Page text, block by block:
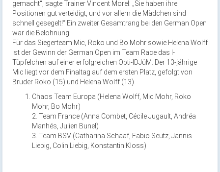
gemacht“, sagte Trainer Vincent Morel: „Sie haben ihre
Positionen gut verteidigt, und vor allem die Mädchen sind
schnell gesegelt!“ Ein zweiter Gesamtrang bei den German Open
war die Belohnung.
Für das Siegerteam Mic, Roko und Bo Mohr sowie Helena Wolff
ist der Gewinn der German Open im Team Race das I-
Tüpfelchen auf einer erfolgreichen Opti-IDJüM: Der 13-jährige
Mic liegt vor dem Finaltag auf dem ersten Platz, gefolgt von
Bruder Roko (15) und Helena Wolff (13).
Chaos Team Europa (Helena Wolff, Mic Mohr, Roko
Mohr, Bo Mohr)
2. Team France (Anna Combet, Cécile Jugault, Andréa
Manhés, Julien Bunel)
3. Team BSV (Catharina Schaaf, Fabio Seutz, Jannis
Liebig, Colin Liebig, Konstantin Kloss)